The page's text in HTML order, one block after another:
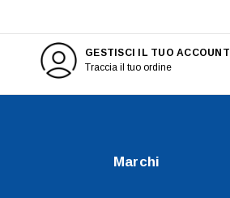
GESTISCI IL TUO ACCOUNT
Traccia il tuo ordine
Marchi